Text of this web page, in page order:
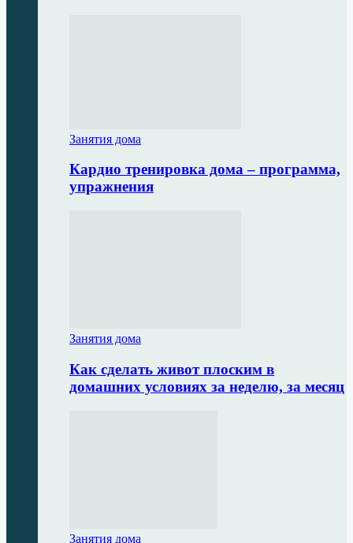
Занятия дома
Кардио тренировка дома – программа,
упражнения
Занятия дома
Как сделать живот плоским в
домашних условиях за неделю, за месяц
Занятия дома